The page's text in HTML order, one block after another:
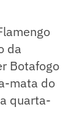
da
Botafogo
mata do
quarta-